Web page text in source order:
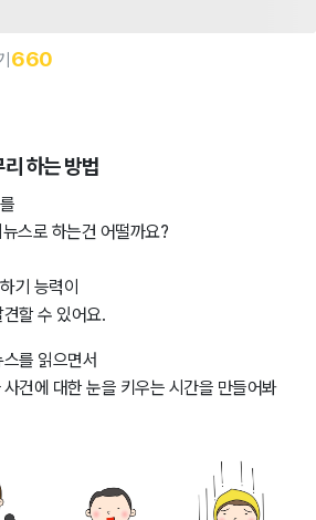
660
하는 방법
스로 하는건 어떨까요?
기 능력이
할 수 있어요.
를 읽으면서
건에 대한 눈을 키우는 시간을 만들어봐